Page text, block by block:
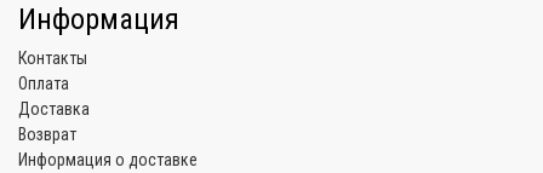
Информация
Контакты
Оплата
Доставка
Возврат
Информация о доставке